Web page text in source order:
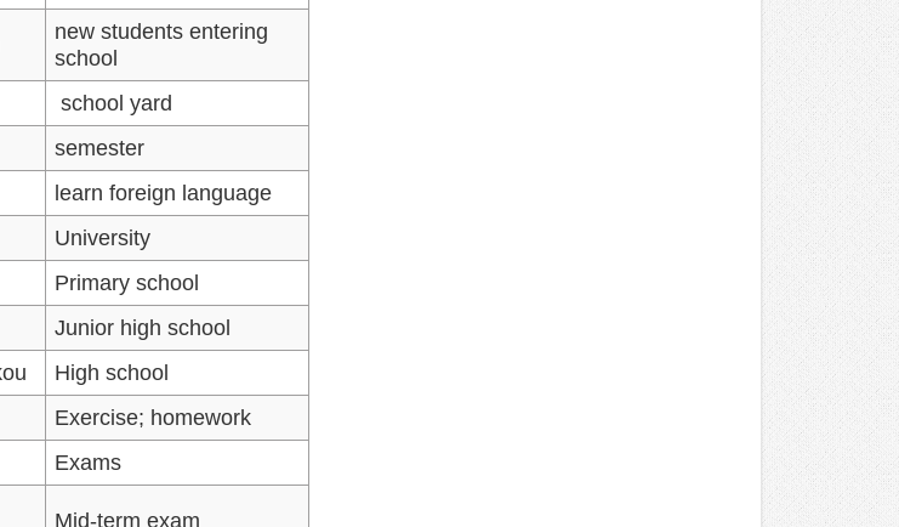
new students entering
school
school yard
semester
learn foreign language
University
Primary school
Junior high school
High school
Exercise; homework
Exams
Mid-term exam